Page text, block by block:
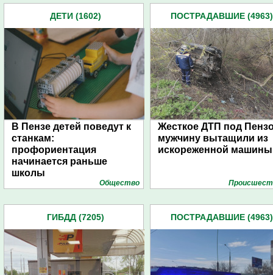
ДЕТИ (1602)
В Пензе детей поведут к
станкам:
профориентация
начинается раньше
школы
Общество
ПОСТРАДАВШИЕ (4963)
Жесткое ДТП под
мужчину вытащили из
искореженной машины
ГИБДД (7205) ПОСТРАДАВШИЕ (4963)